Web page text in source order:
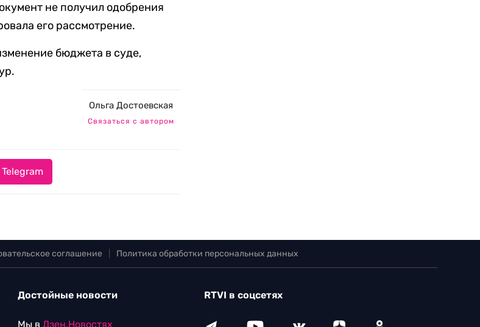
не получил одобрения
его рассмотрение.
бюджета в суде,
Ольга Достоевская
Связаться с автором
соглашение Политика обработки персональных данных
Достойные новости
Мы в Дзен.Новостях
RTVI в соцсетях